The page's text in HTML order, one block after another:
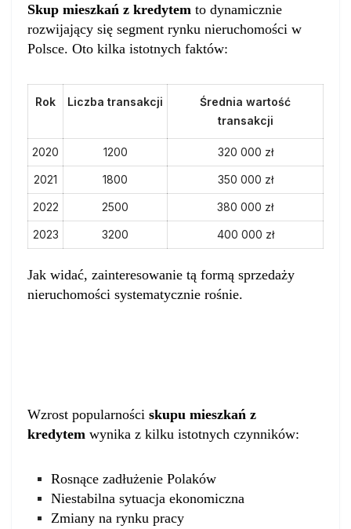
Skup mieszkań z kredytem to dynamicznie
rozwijający się segment rynku nieruchomości w
Polsce. Oto kilka istotnych faktów:
Rok Liczba transakcji
Średnia wartość
transakcji
2020 1200 320 000 zł
2021 1800 350 000 zł
2022 2500 380 000 zł
2023 3200 400 000 zł
Jak widać, zainteresowanie tą formą sprzedaży
nieruchomości systematycznie rośnie.
Wzrost popularności skupu mieszkań z
kredytem wynika z kilku istotnych czynników:
Rosnące zadłużenie Polaków
Niestabilna sytuacja ekonomiczna
Zmiany na rynku pracy